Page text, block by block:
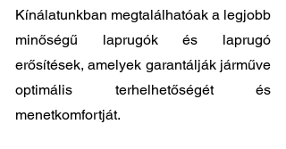
Kínálatunkban megtalálhatóak a legjobb
minőségű laprugók és laprugó
erősítések, amelyek garantálják járműve
optimális terhelhetőségét és
menetkomfortját.